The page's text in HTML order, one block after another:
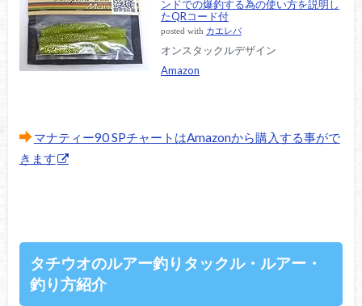
ンドでの爆釣する為の使い方を説明し
たQRコード付
posted with カエレバ
オンスタックルデザイン
Amazon
マナティー90 SPチャートはAmazonから購入する事がで
きます
タチウオのルアー釣りタックル・ルアー・
釣り方紹介